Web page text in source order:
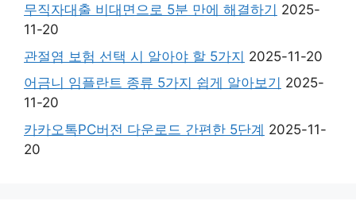
무직자대출 비대면으로 5분 만에 해결하기 2025-
11-20
관절염 보험 선택 시 알아야 할 5가지 2025-11-20
어금니 임플란트 종류 5가지 쉽게 알아보기 2025-
11-20
카카오톡PC버전 다운로드 간편한 5단계 2025-11-
20